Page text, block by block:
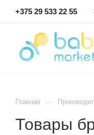
+375 29 533 22 55
Главная —
Товары